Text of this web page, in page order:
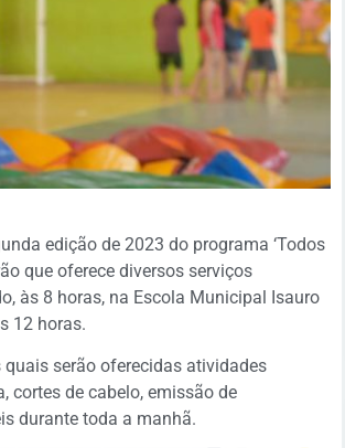
edição de 2023 do programa ‘Todos
que oferece diversos serviços
às 8 horas, na Escola Municipal Isauro
12 horas.
serão oferecidas atividades
cortes de cabelo, emissão de
durante toda a manhã.